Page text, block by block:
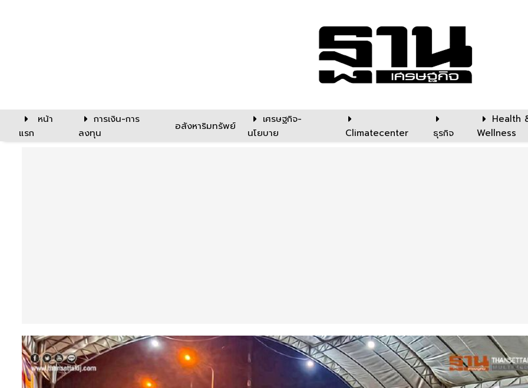
หน้า
แรก
การเงิน-การ
ลงทุน
อสังหาริมทรัพย์
เศรษฐกิจ-
นโยบาย
Climatecenter ธุรกิจ
Health
Wellness